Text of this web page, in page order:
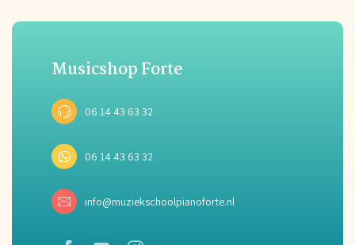
Musicshop Forte
06 14 43 63 32
06 14 43 63 32
info@muziekschoolpianoforte.nl